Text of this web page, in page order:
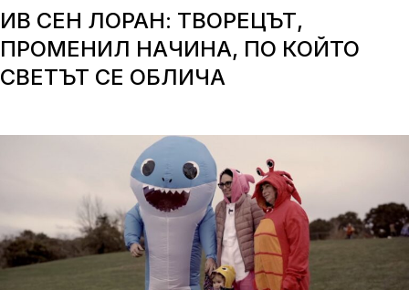
ИВ СЕН ЛОРАН: ТВОРЕЦЪТ,
ПРОМЕНИЛ НАЧИНА, ПО КОЙТО
СВЕТЪТ СЕ ОБЛИЧА